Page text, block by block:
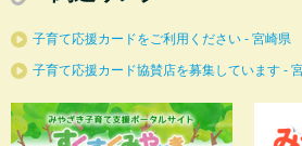
子育て応援カードをご利用ください - 宮崎県
子育て応援カード協賛店を募集しています -